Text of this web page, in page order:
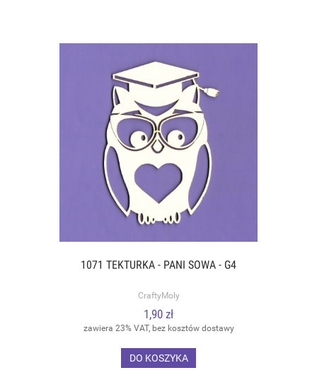
1071 TEKTURKA - PANI SOWA - G4
CraftyMoly
1,90 zł
zawiera 23% VAT, bez kosztów dostawy
DO KOSZYKA